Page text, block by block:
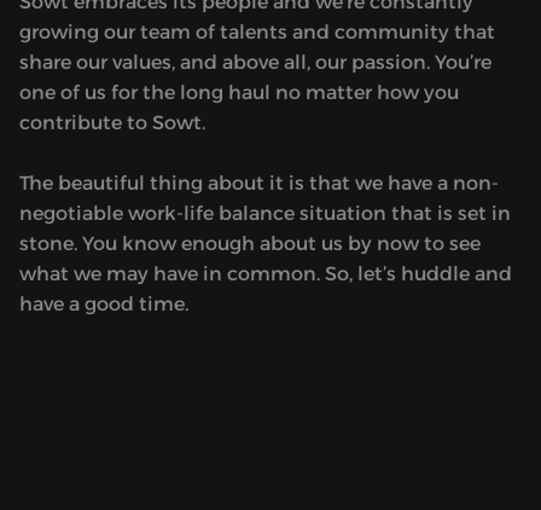
growing our team of talents and community that
share our values, and above all, our passion. You’re
one of us for the long haul no matter how you
contribute to Sowt.
The beautiful thing about it is that we have a non-
negotiable work-life balance situation that is set in
stone. You know enough about us by now to see
what we may have in common. So, let’s huddle and
have a good time.